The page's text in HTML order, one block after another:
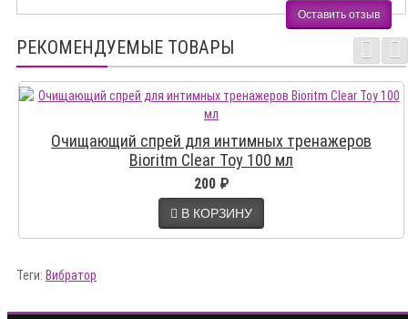
Оставить отзыв
РЕКОМЕНДУЕМЫЕ ТОВАРЫ
Очищающий спрей для интимных тренажеров
Bioritm Clear Toy 100 мл
200 ₽
В КОРЗИНУ
Теги: Вибратор